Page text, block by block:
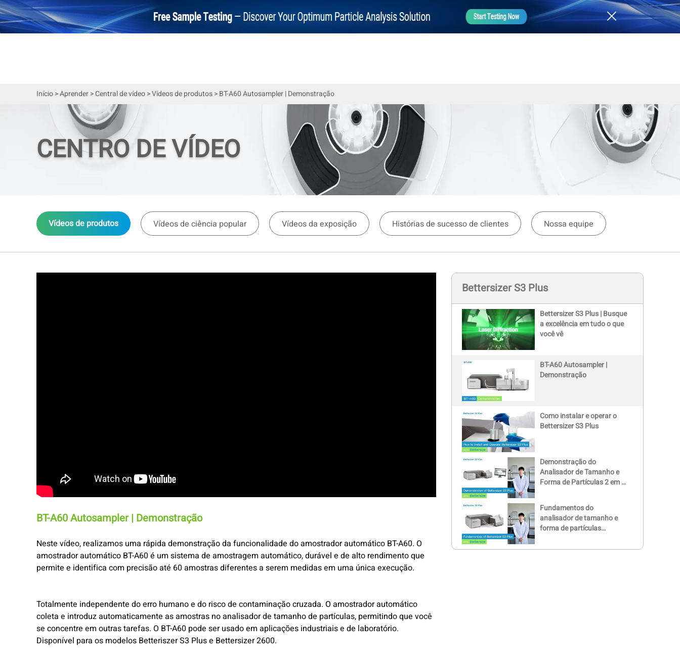
Início>Aprender>Central de vídeo>Vídeos de produtos>BT-A60 Autosampler | Demonstração
CENTRO DE VÍDEO
Vídeos de produtos Vídeos de ciência popular Vídeos da exposição Histórias de sucesso de clientes Nossa equipe
BT-A60 Autosampler | Demonstração
Neste vídeo, realizamos uma rápida demonstração da funcionalidade do amostrador automático BT-A60. O
amostrador automático BT-A60 é um sistema de amostragem automático, durável e de alto rendimento que
permite e identifica com precisão até 60 amostras diferentes a serem medidas em uma única execução.
Totalmente independente do erro humano e do risco de contaminação cruzada. O amostrador automático
coleta e introduz automaticamente as amostras no analisador de tamanho de partículas, permitindo que você
se concentre em outras tarefas. O BT-A60 pode ser usado em aplicações industriais e de laboratório.
Disponível para os modelos Betteriszer S3 Plus e Bettersizer 2600.
Bettersizer S3 Plus
Bettersizer S3 Plus | Busque
a excelência em tudo o que
você vê
BT-A60 Autosampler |
Demonstração
Como instalar e operar o
Bettersizer S3 Plus
Demonstração do
Analisador de Tamanho e
Forma de Partículas 2 em 1
Fundamentos do
analisador de tamanho e
forma de partículas